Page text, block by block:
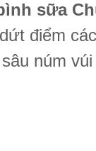
sữa
điểm
núm